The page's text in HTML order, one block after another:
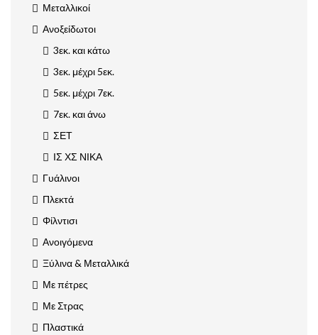
Μεταλλικοί
Ανοξείδωτοι
3εκ. και κάτω
3εκ. μέχρι 5εκ.
5εκ. μέχρι 7εκ.
7εκ. και άνω
ΣΕΤ
ΙΣ ΧΣ ΝΙΚΑ
Γυάλινοι
Πλεκτά
Φίλντισι
Ανοιγόμενα
Ξύλινα & Μεταλλικά
Με πέτρες
Με Στρας
Πλαστικά